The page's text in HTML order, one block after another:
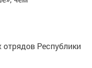
Республики